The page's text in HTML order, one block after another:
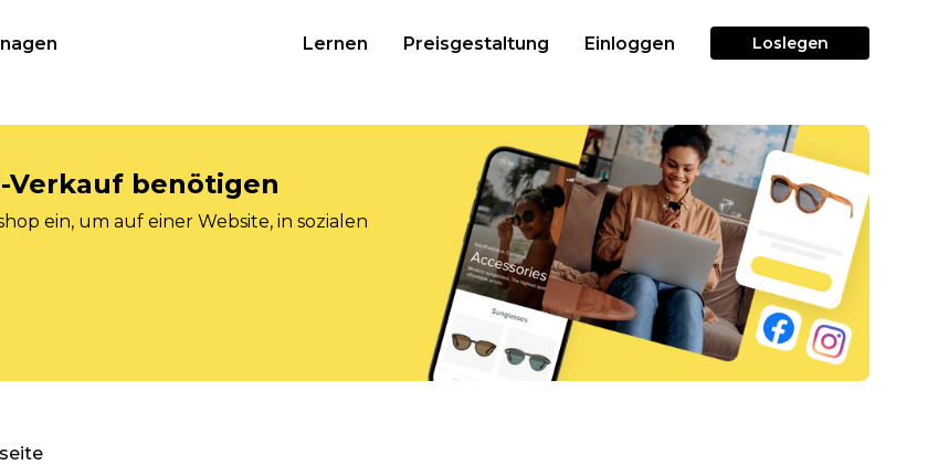
Lernen Preisgestaltung Einloggen Loslegen
Verkauf benötigen
ein, um auf einer Website, in sozialen